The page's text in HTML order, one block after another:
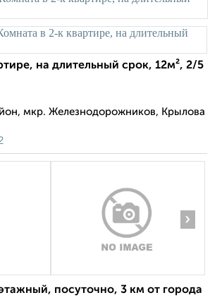
на длительный срок, 12м², 2/5
мкр. Железнодорожников, Крылова
›
посуточно, 3 км от города